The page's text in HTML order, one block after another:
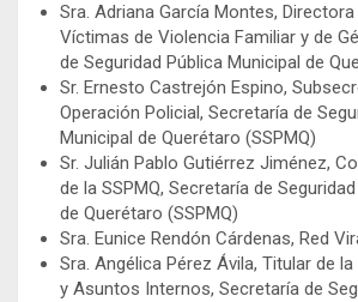
Sra. Adriana García Montes,
Víctimas de Violencia Familiar y de
de Seguridad Pública Municipal de
Sr. Ernesto Castrejón Espino,
Operación Policial, Secretaría de
Municipal de Querétaro (SSPMQ)
Sr. Julián Pablo Gutiérrez Jiménez,
de la SSPMQ, Secretaría de
de Querétaro (SSPMQ)
Sra. Eunice Rendón Cárdenas, Red
Sra. Angélica Pérez Ávila, Titular de la
y Asuntos Internos, Secretaría de